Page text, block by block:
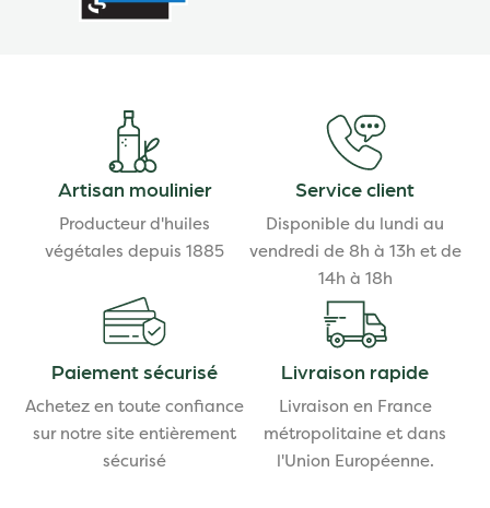
Artisan moulinier
Producteur d'huiles
végétales depuis 1885
Service client
Disponible du lundi au
vendredi de 8h à 13h et de
14h à 18h
Paiement sécurisé
Achetez en toute confiance
sur notre site entièrement
sécurisé
Livraison rapide
Livraison en France
métropolitaine et dans
l'Union Européenne.